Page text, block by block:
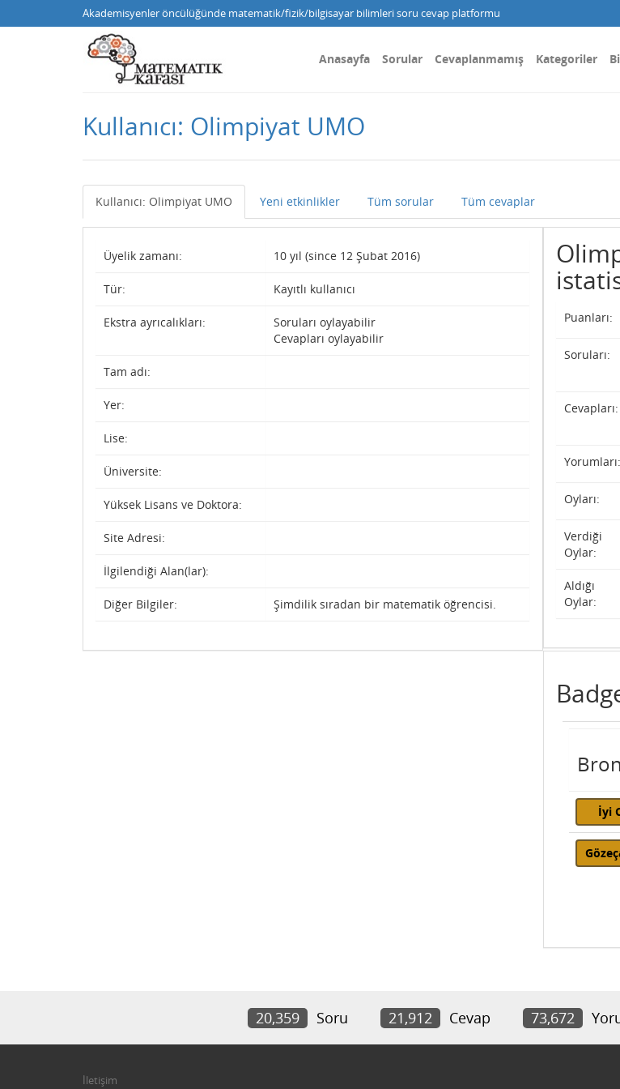
Akademisyenler öncülüğünde matematik/fizik/bilgisayar bilimleri soru cevap platformu
Anasayfa Sorular Cevaplanmamış Kategoriler
Kullanıcı: Olimpiyat UMO
Kullanıcı: Olimpiyat UMO Yeni etkinlikler Tüm sorular Tüm cevaplar
Üyelik zamanı: 10 yıl (since 12 Şubat 2016)
Tür: Kayıtlı kullanıcı
Ekstra ayrıcalıkları:
Soruları oylayabilir
Cevapları oylayabilir
Tam adı:
Yer:
Lise:
Üniversite:
Yüksek Lisans ve Doktora:
Site Adresi:
İlgilendiği Alan(lar):
Diğer Bilgiler: Şimdilik sıradan bir matematik öğrencisi.
Puanları:
Soruları:
Cevapları:
Yorumları:
Oyları:
Verdiği
Oylar:
Aldığı
Oylar:
İyi
20,359 Soru 21,912 Cevap 73,672
İletişim